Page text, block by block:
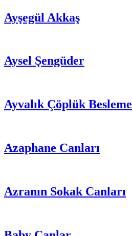
Ayşegül Akkaş
Aysel Şengüder
Ayvalık Çöplük Besleme
Azaphane Canları
Azranın Sokak Canları